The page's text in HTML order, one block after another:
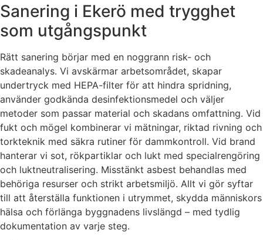
Sanering i Ekerö med trygghet
som utgångspunkt
Rätt sanering börjar med en noggrann risk- och
skadeanalys. Vi avskärmar arbetsområdet, skapar
undertryck med HEPA-filter för att hindra spridning,
använder godkända desinfektionsmedel och väljer
metoder som passar material och skadans omfattning. Vid
fukt och mögel kombinerar vi mätningar, riktad rivning och
torkteknik med säkra rutiner för dammkontroll. Vid brand
hanterar vi sot, rökpartiklar och lukt med specialrengöring
och luktneutralisering. Misstänkt asbest behandlas med
behöriga resurser och strikt arbetsmiljö. Allt vi gör syftar
till att återställa funktionen i utrymmet, skydda människors
hälsa och förlänga byggnadens livslängd – med tydlig
dokumentation av varje steg.